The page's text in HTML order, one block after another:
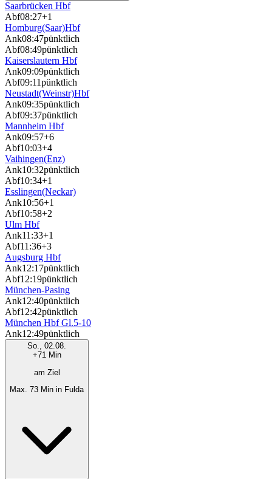
Saarbrücken Hbf
Abf08:27+1
Homburg(Saar)Hbf
Ank08:47pünktlich
Abf08:49pünktlich
Kaiserslautern Hbf
Ank09:09pünktlich
Abf09:11pünktlich
Neustadt(Weinstr)Hbf
Ank09:35pünktlich
Abf09:37pünktlich
Mannheim Hbf
Ank09:57+6
Abf10:03+4
Vaihingen(Enz)
Ank10:32pünktlich
Abf10:34+1
Esslingen(Neckar)
Ank10:56+1
Abf10:58+2
Ulm Hbf
Ank11:33+1
Abf11:36+3
Augsburg Hbf
Ank12:17pünktlich
Abf12:19pünktlich
München-Pasing
Ank12:40pünktlich
Abf12:42pünktlich
München Hbf Gl.5-10
Ank12:49pünktlich
So., 02.08.
+71 Min
am Ziel
Max. 73 Min in Fulda